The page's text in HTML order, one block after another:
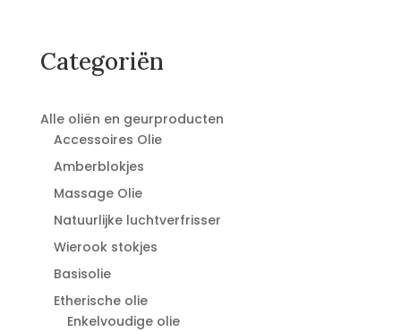
Categoriën
Alle oliën en geurproducten
Accessoires Olie
Amberblokjes
Massage Olie
Natuurlijke luchtverfrisser
Wierook stokjes
Basisolie
Etherische olie
Enkelvoudige olie